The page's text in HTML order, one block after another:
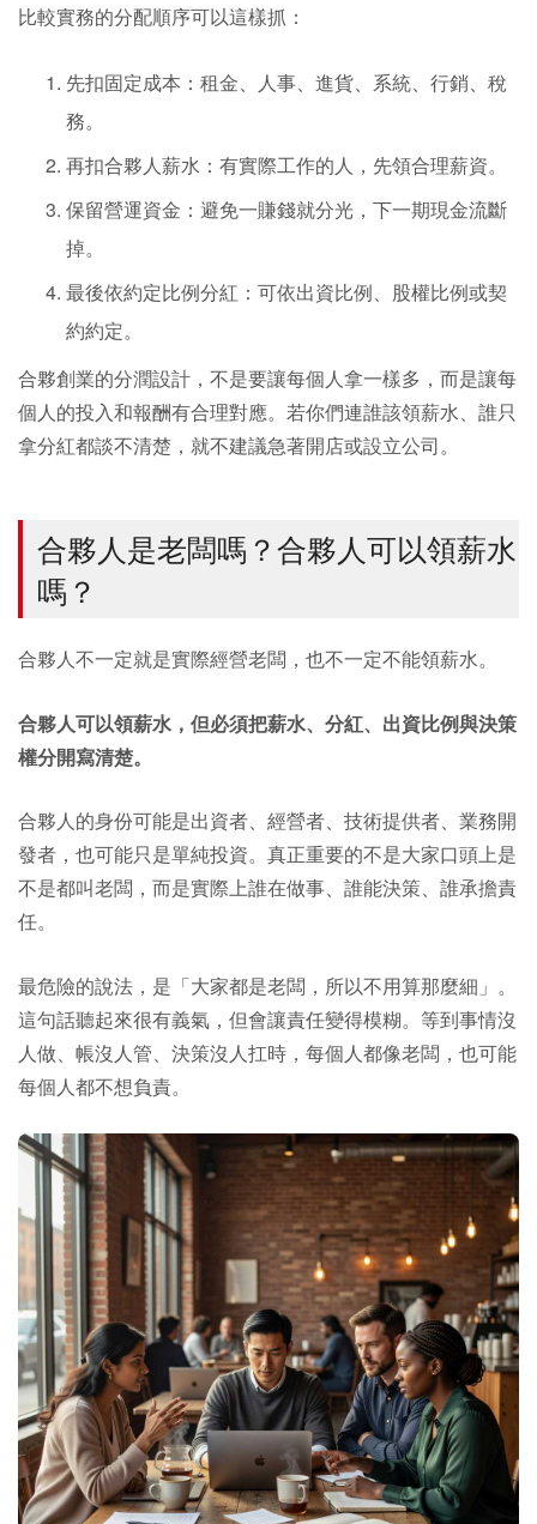
比較實務的分配順序可以這樣抓：
先扣固定成本：租金、人事、進貨、系統、行銷、稅
務。
再扣合夥人薪水：有實際工作的人，先領合理薪資。
保留營運資金：避免一賺錢就分光，下一期現金流斷
掉。
最後依約定比例分紅：可依出資比例、股權比例或契
約約定。
合夥創業的分潤設計，不是要讓每個人拿一樣多，而是讓每
個人的投入和報酬有合理對應。若你們連誰該領薪水、誰只
拿分紅都談不清楚，就不建議急著開店或設立公司。
合夥人是老闆嗎？合夥人可以領薪水
嗎？
合夥人不一定就是實際經營老闆，也不一定不能領薪水。
合夥人可以領薪水，但必須把薪水、分紅、出資比例與決策
權分開寫清楚。
合夥人的身份可能是出資者、經營者、技術提供者、業務開
發者，也可能只是單純投資。真正重要的不是大家口頭上是
不是都叫老闆，而是實際上誰在做事、誰能決策、誰承擔責
任。
最危險的說法，是「大家都是老闆，所以不用算那麼細」。
這句話聽起來很有義氣，但會讓責任變得模糊。等到事情沒
人做、帳沒人管、決策沒人扛時，每個人都像老闆，也可能
每個人都不想負責。